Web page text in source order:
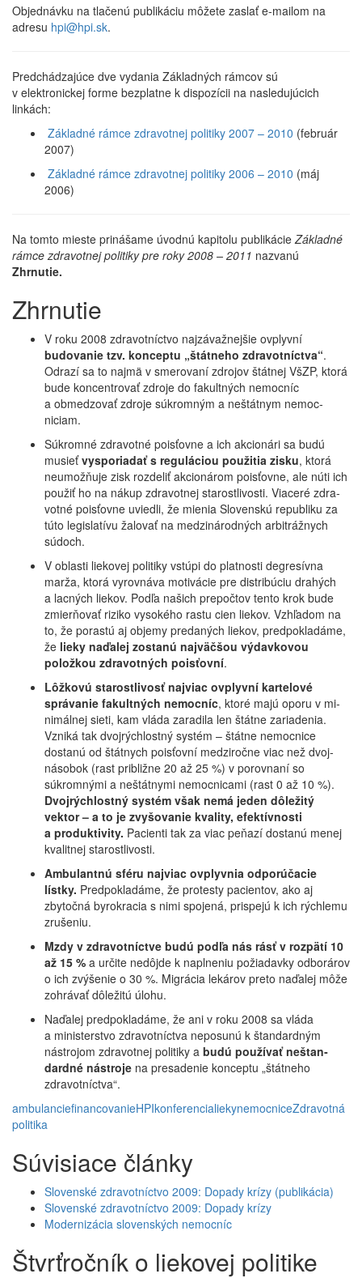
Objednávku na tlačenú publikáciu môžete zaslať e-mailom na
adresu hpi@hpi.sk.
Predchádzajúce dve vydania Základných rámcov sú
v elektronickej forme bezplatne k dispozícii na nasledujúcich
linkách:
Základné rámce zdravotnej politiky 2007 – 2010 (február
2007)
Základné rámce zdravotnej politiky 2006 – 2010 (máj
2006)
Na tomto mieste prinášame úvodnú kapitolu publikácieZákladné
rámce zdravotnej politiky pre roky 2008 – 2011 nazvanú
Zhrnutie.
Zhrnutie
V roku 2008 zdravotníctvo najzávažnejšie ovplyvní
budovanie tzv. konceptu „štátneho zdravotníctva“.
Odrazí sa to najmä v smerovaní zdrojov štátnej VšZP, ktorá
bude koncentrovať zdroje do fakultných nemocníc
a obmedzovať zdroje súkromným a neštátnym nemoc­
niciam.
Súkromné zdravotné poisťovne a ich ak­ci­onári sa budú
musieťvysporiadať s regu­láciou použitia zisku, ktorá
neumožňuje zisk rozdeliť akcionárom poisťovne, ale núti ich
použiť ho na nákup zdravotnej starostlivosti. Viaceré zdra­
vot­né poisťovne uviedli, že mienia Slovenskú re­pu­bli­ku za
túto legislatívu žalovať na medzi­národ­ných arbitráž­nych
súdoch.
V oblasti liekovej politiky vstúpi do platnosti degre­sívna
marža, ktorá vyrovnáva motivácie pre distribúciu drahých
a lacných liekov. Podľa našich prepočtov tento krok bude
zmierňovať riziko vysokého rastu cien liekov. Vzhľadom na
to, že porastú aj objemy predaných liekov, pred­po­kla­dáme,
že lieky naďalej zostanú naj­väč­šou výdavkovou
položkou zdravotných pois­ťovní.
Lôžkovú starostlivosť najviac ovplyvní kar­te­lové
správanie fakultných nemocníc, ktoré majú oporu v mi­
nimálnej sieti, kam vláda zaradila len štátne zaria­de­nia.
Vzniká tak dvoj­rýchlostný systém – štátne nemocnice
dostanú od štátnych poisťovní medziročne viac než dvoj­
násobok (rast približne 20 až 25 %) v porovnaní so
súkromnými a neštátnymi nemocnicami (rast 0 až 10 %).
Dvojrýchlostný systém však nemá jeden dôležitý
vektor – a to je zvyšovanie kvality, efektívnosti
a produktivity. Pacienti tak za viac peňazí dostanú menej
kvalitnej sta­rostli­vosti.
Ambulantnú sféru najviac ovplyvnia od­po­rú­čacie
lístky. Predpokladáme, že pro­testy pacientov, ako aj
zbytočná byrokracia s nimi spojená, prispejú k ich rýchle­mu
zrušeniu.
Mzdy v zdravotníctve budú podľa nás rásť v rozpätí 10
až 15 % a určite nedôjde k napl­neniu požiadavky odborárov
o ich zvýšenie o 30 %. Migrácia lekárov preto naďalej môže
zohrávať dôležitú úlohu.
Naďalej predpokladáme, že ani v roku 2008 sa vláda
a ministerstvo zdravotníctva neposunú k štandardným
nástrojom zdravotnej politiky a budú používať neštan­
dardné nástroje na presadenie konceptu „štátneho
zdravotníctva“.
ambulanciefinancovanieHPIkonferencialiekynemocniceZdravotná
politika
Súvisiace články
Slovenské zdravotníctvo 2009: Dopady krízy (publikácia)
Slovenské zdravotníctvo 2009: Dopady krízy
Modernizácia slovenských nemocníc
Štvrťročník o liekovej politike